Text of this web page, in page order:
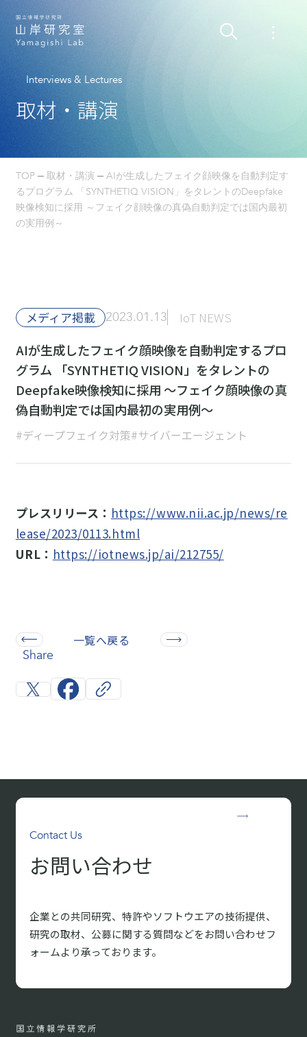
Interviews & Lectures
取材・講演
TOP 取材・講演
AIが生成したフェイク顔映像を自動判定す
るプログラム 「SYNTHETIQ VISION」をタレントのDeepfake
映像検知に採用 ～フェイク顔映像の真偽自動判定では国内最初
の実用例～
Share
メディア掲載 2023.01.13 IoT NEWS
AIが生成したフェイク顔映像を自動判定するプロ
グラム 「SYNTHETIQ VISION」をタレントの
Deepfake映像検知に採用 ～フェイク顔映像の真
偽自動判定では国内最初の実用例～
#ディープフェイク対策#サイバーエージェント
プレスリリース： https://www.nii.ac.jp/news/re
lease/2023/0113.html
URL： https://iotnews.jp/ai/212755/
一覧へ戻る
Contact Us
お問い合わせ
企業との共同研究、特許やソフトウエアの技術提供、
研究の取材、 公募に関する質問などをお問い合わせフ
ォームより承っております。